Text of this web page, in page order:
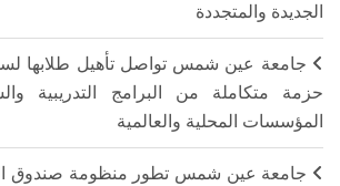
الجديدة والمتجددة
جامعة عين شمس تواصل تأهيل طلابها
حزمة متكاملة من البرامج التدريبية
المؤسسات المحلية والعالمية
جامعة عين شمس تطور منظومة صندوق